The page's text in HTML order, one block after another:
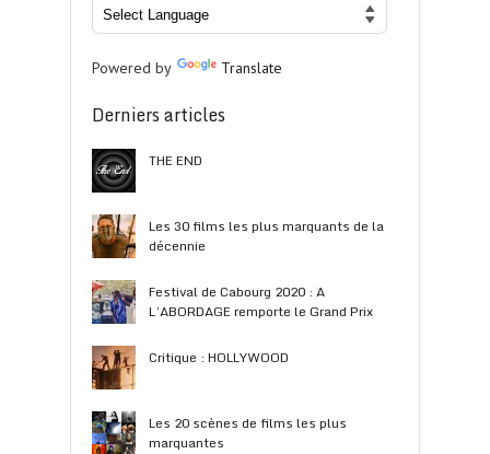
Powered by Translate
Derniers articles
THE END
Les 30 films les plus marquants de la
décennie
Festival de Cabourg 2020 : A
L’ABORDAGE remporte le Grand Prix
Critique : HOLLYWOOD
Les 20 scènes de films les plus
marquantes